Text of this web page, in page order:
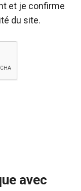
et je confirme
du site.
avec